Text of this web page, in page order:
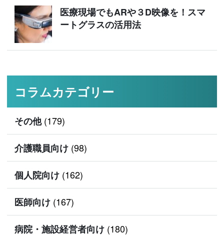
医療現場でもARや３D映像を！スマ
ートグラスの活用法
コラムカテゴリー
その他(179)
介護職員向け (98)
個人院向け (162)
医師向け (167)
病院・施設経営者向け (180)